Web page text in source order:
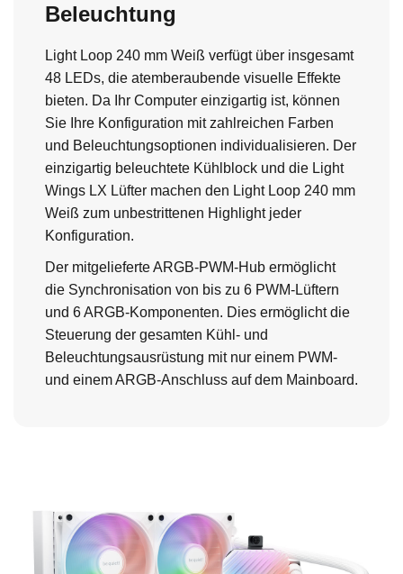
Beleuchtung
Light Loop 240 mm Weiß verfügt über insgesamt
48 LEDs, die atemberaubende visuelle Effekte
bieten. Da Ihr Computer einzigartig ist, können
Sie Ihre Konfiguration mit zahlreichen Farben
und Beleuchtungsoptionen individualisieren. Der
einzigartig beleuchtete Kühlblock und die Light
Wings LX Lüfter machen den Light Loop 240 mm
Weiß zum unbestrittenen Highlight jeder
Konfiguration.
Der mitgelieferte ARGB-PWM-Hub ermöglicht
die Synchronisation von bis zu 6 PWM-Lüftern
und 6 ARGB-Komponenten. Dies ermöglicht die
Steuerung der gesamten Kühl- und
Beleuchtungsausrüstung mit nur einem PWM-
und einem ARGB-Anschluss auf dem Mainboard.